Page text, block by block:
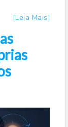
[Leia Mais]